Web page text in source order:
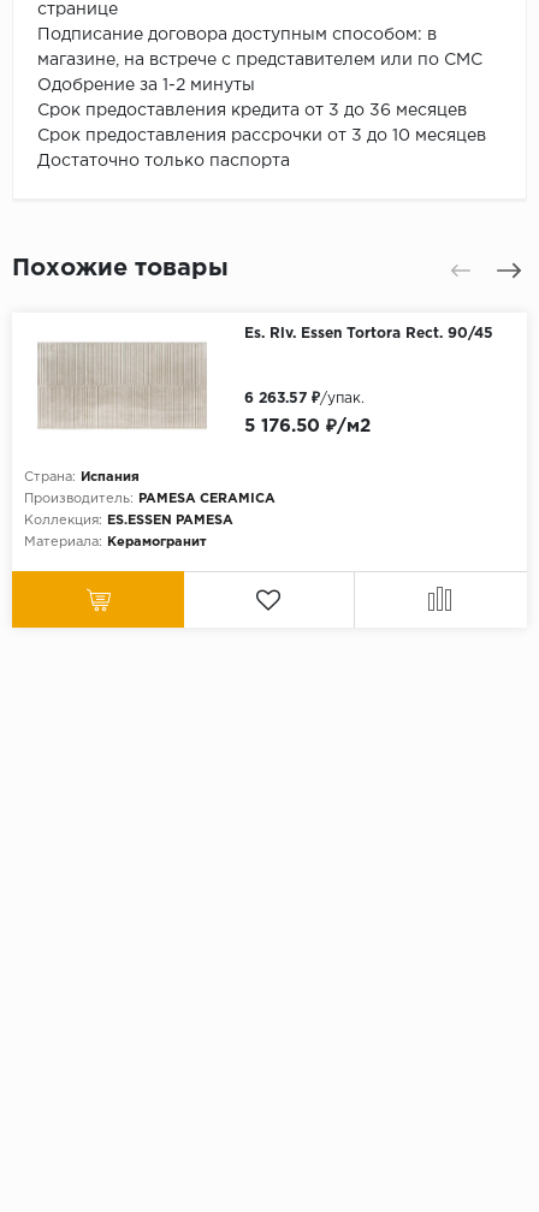
странице
Подписание договора доступным способом: в
магазине, на встрече с представителем или по СМС
Одобрение за 1-2 минуты
Срок предоставления кредита от 3 до 36 месяцев
Срок предоставления рассрочки от 3 до 10 месяцев
Достаточно только паспорта
Похожие товары
Es. Rlv. Essen Tortora Rect. 90/45
Страна:
Испания
Производитель:
PAMESA CERAMICA
Коллекция:
ES.ESSEN PAMESA
Материала:
Керамогранит
5 176.50 ₽/м2
6 263.57 ₽/упак.